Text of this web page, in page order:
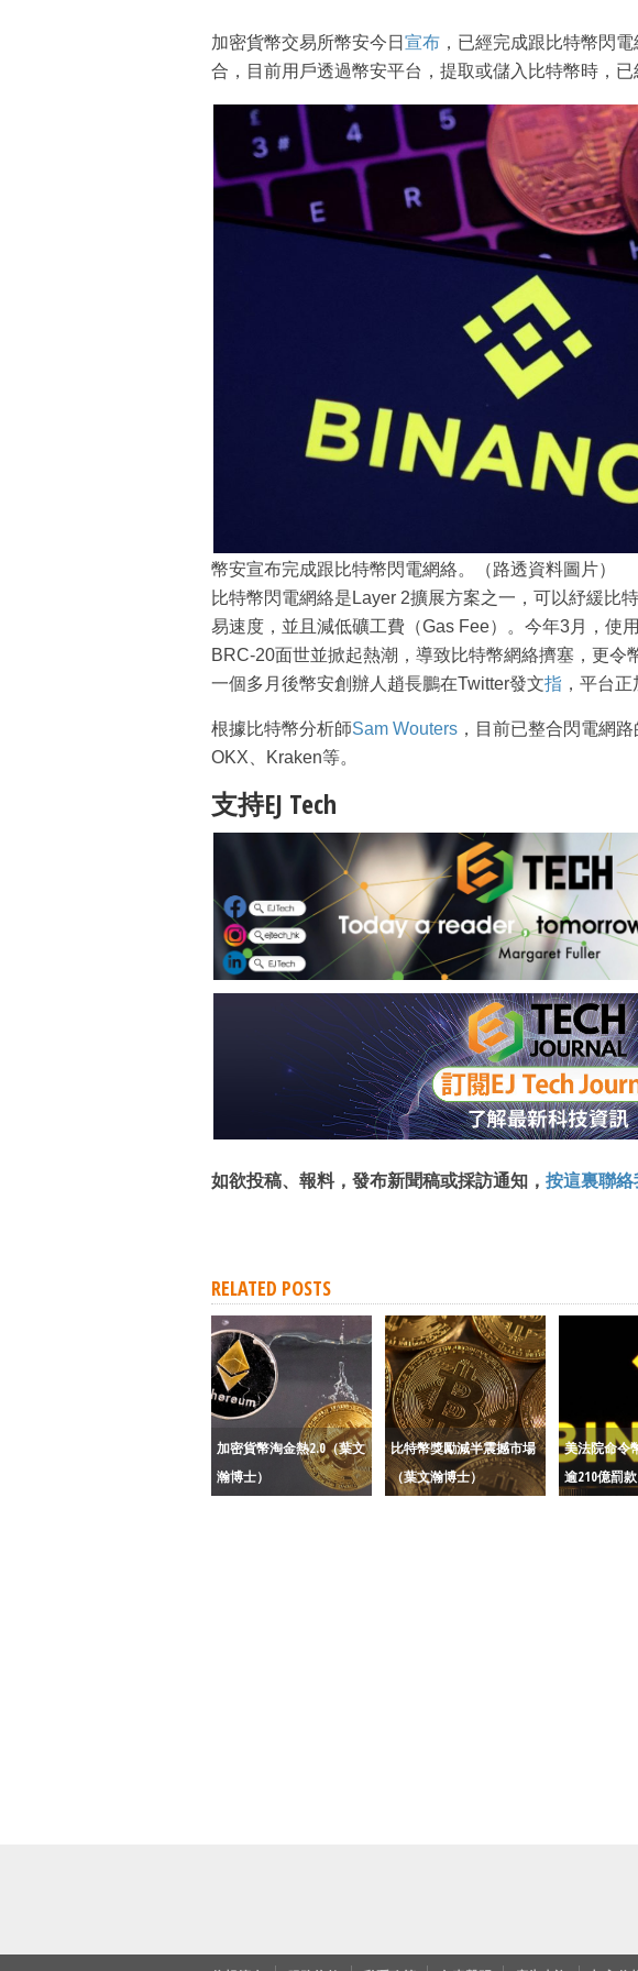
加密貨幣交易所幣安今日 宣布 ，已經完成跟比特幣閃
合，目前用戶透過幣安平台，提取或儲入比特幣時，已
幣安宣布完成跟比特幣閃電網絡。（路透資料圖片）
比特幣閃電網絡是Layer 2擴展方案之一，可以紓緩比
易速度，並且減低礦工費（Gas Fee）。今年3月，使
BRC-20面世並掀起熱潮，導致比特幣網絡擠塞，更令
一個多月後幣安創辦人趙長鵬在Twitter發文指 ，平台
根據比特幣分析師Sam Wouters ，目前已整合閃電網
OKX、Kraken等。
支持EJ Tech
如欲投稿、報料，發布新聞稿或採訪通知， 按這裏聯絡
RELATED POSTS
加密貨幣淘金熱2.0（葉文
瀚博士）
比特幣獎勵減半震撼市場
（葉文瀚博士）
美法院命令
逾210億罰款
成為
最新